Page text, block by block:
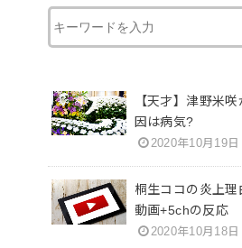
【天才】津野米
因は病気?
2020年10月19日
桐生ココの炎上理
動画+5chの反応
2020年10月18日